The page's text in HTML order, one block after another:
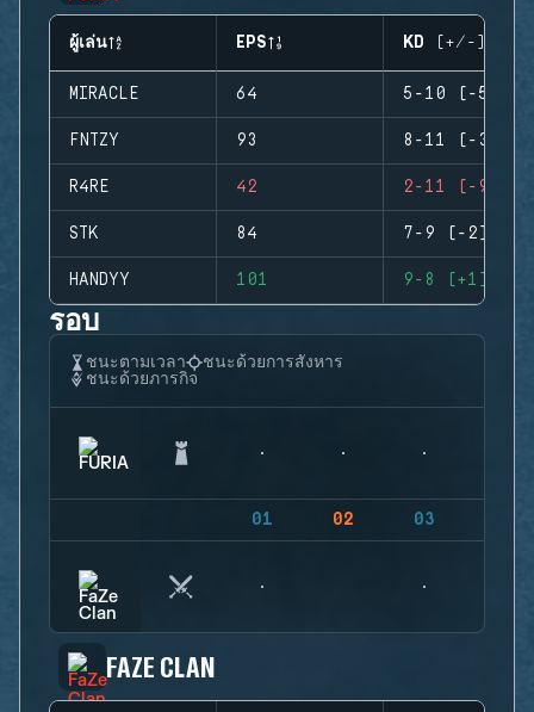
ผู้เล่น EPS KD (+/-)
MIRACLE 64 5-10 (-5)
FNTZY 93 8-11 (-3)
R4RE 42 2-11 (-9)
STK 84 7-9 (-2)
HANDYY 101 9-8 (+1)
รอบ
ชนะตามเวลา
ชนะด้วยการสังหาร
ชนะด้วยภารกิจ
01 02 03
FAZE CLAN